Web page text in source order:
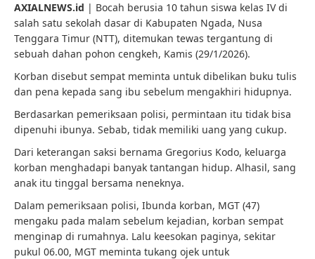
AXIALNEWS.id | Bocah berusia 10 tahun siswa kelas IV di
salah satu sekolah dasar di Kabupaten Ngada, Nusa
Tenggara Timur (NTT), ditemukan tewas tergantung di
sebuah dahan pohon cengkeh, Kamis (29/1/2026).
Korban disebut sempat meminta untuk dibelikan buku tulis
dan pena kepada sang ibu sebelum mengakhiri hidupnya.
Berdasarkan pemeriksaan polisi, permintaan itu tidak bisa
dipenuhi ibunya. Sebab, tidak memiliki uang yang cukup.
Dari keterangan saksi bernama Gregorius Kodo, keluarga
korban menghadapi banyak tantangan hidup. Alhasil, sang
anak itu tinggal bersama neneknya.
Dalam pemeriksaan polisi, Ibunda korban, MGT (47)
mengaku pada malam sebelum kejadian, korban sempat
menginap di rumahnya. Lalu keesokan paginya, sekitar
pukul 06.00, MGT meminta tukang ojek untuk